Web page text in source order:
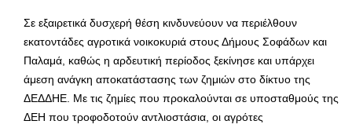
Σε εξαιρετικά δυσχερή θέση κινδυνεύουν να περιέλθουν
εκατοντάδες αγροτικά νοικοκυριά στους Δήμους Σοφάδων και
Παλαμά, καθώς η αρδευτική περίοδος ξεκίνησε και υπάρχει
άμεση ανάγκη αποκατάστασης των ζημιών στο δίκτυο της
ΔΕΔΔΗΕ. Με τις ζημίες που προκαλούνται σε υποσταθμούς της
ΔΕΗ που τροφοδοτούν αντλιοστάσια, οι αγρότες